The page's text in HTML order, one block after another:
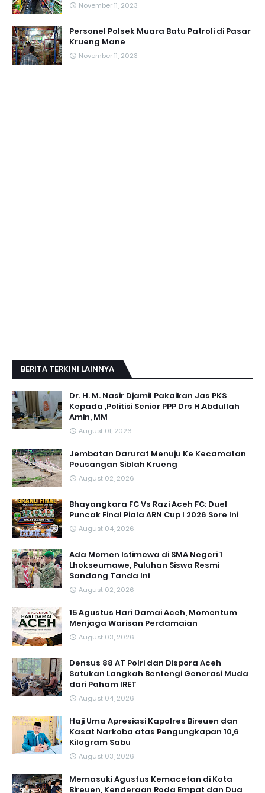
November 11, 2023
Personel Polsek Muara Batu Patroli di Pasar
Krueng Mane
November 11, 2023
BERITA TERKINI LAINNYA
Dr. H. M. Nasir Djamil Pakaikan Jas PKS
Kepada ,Politisi Senior PPP Drs H.Abdullah
Amin, MM
August 01, 2026
Jembatan Darurat Menuju Ke Kecamatan
Peusangan Siblah Krueng
August 02, 2026
Bhayangkara FC Vs Razi Aceh FC: Duel
Puncak Final Piala ARN Cup I 2026 Sore Ini
August 04, 2026
Ada Momen Istimewa di SMA Negeri 1
Lhokseumawe, Puluhan Siswa Resmi
Sandang Tanda Ini
August 02, 2026
15 Agustus Hari Damai Aceh, Momentum
Menjaga Warisan Perdamaian
August 03, 2026
Densus 88 AT Polri dan Dispora Aceh
Satukan Langkah Bentengi Generasi Muda
dari Paham IRET
August 04, 2026
Haji Uma Apresiasi Kapolres Bireuen dan
Kasat Narkoba atas Pengungkapan 10,6
Kilogram Sabu
August 03, 2026
Memasuki Agustus Kemacetan di Kota
Bireuen, Kenderaan Roda Empat dan Dua